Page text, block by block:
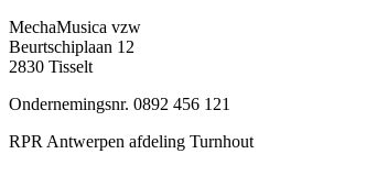
MechaMusica vzw
Beurtschiplaan 12
2830 Tisselt
Ondernemingsnr. 0892 456 121
RPR Antwerpen afdeling Turnhout